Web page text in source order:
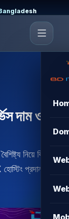
দাম ও
নিয়ে বিস্তারিত
প্রদানকারী?